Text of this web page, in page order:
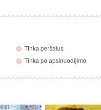
Tinka peršalus
Tinka po apsinuodijimo